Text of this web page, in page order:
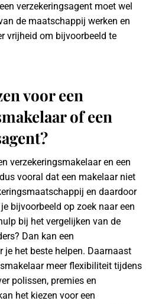
verzekeringsagent moet wel
de maatschappij werken en
vrijheid om bijvoorbeeld te
voor een
of een
verzekeringsmakelaar en een
vooral dat een makelaar niet
en daardoor
bijvoorbeeld op zoek naar een
bij het vergelijken van de
Dan kan een
je het beste helpen. Daarnaast
meer flexibiliteit tijdens
polissen, premies en
het kiezen voor een